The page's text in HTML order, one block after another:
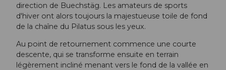
direction de Buechstäg. Les amateurs de sports
d'hiver ont alors toujours la majestueuse toile de fond
de la chaîne du Pilatus sous les yeux.
Au point de retournement commence une courte
descente, qui se transforme ensuite en terrain
légèrement incliné menant vers le fond de la vallée en